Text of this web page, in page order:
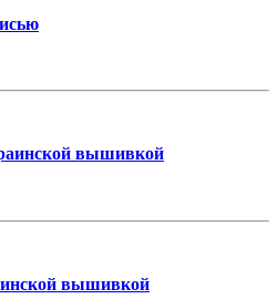
вышивкой
вышивкой